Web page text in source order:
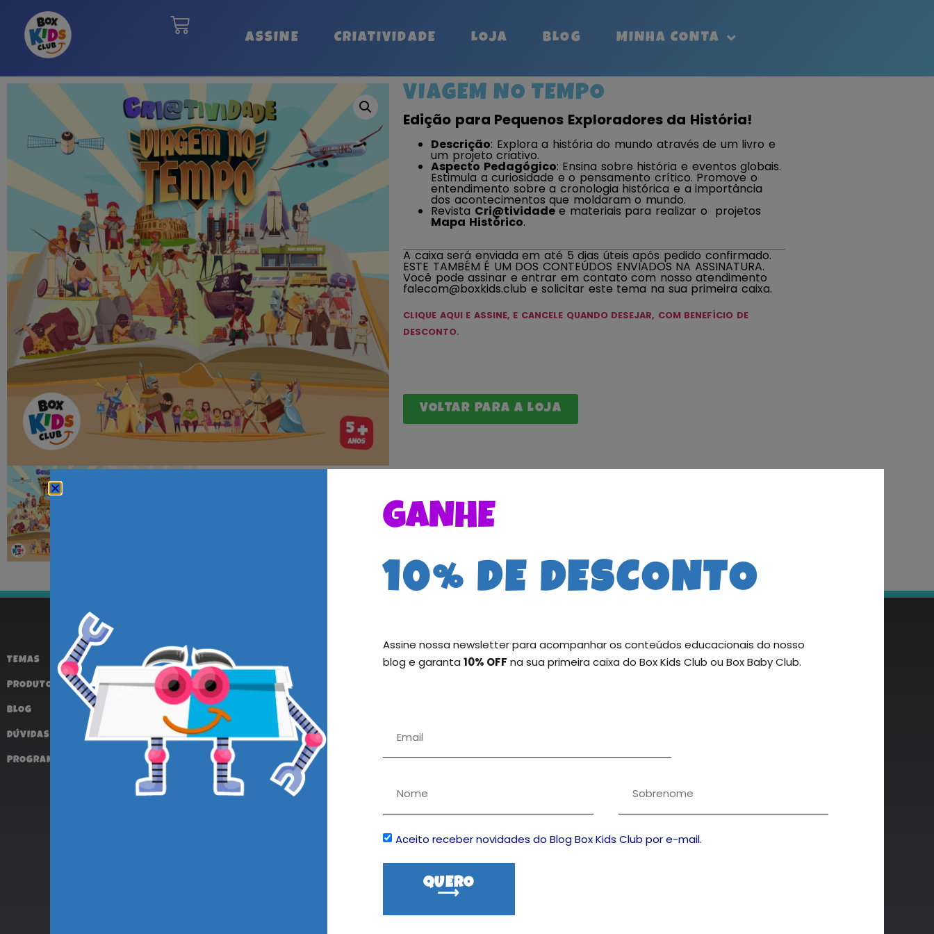
ASSINE CRIATIVIDADE LOJA BLOG MINHA CONTA
VIAGEM NO TEMPO
Edição para Pequenos Exploradores da História!
Descrição: Explora a história do mundo através de um livro e
um projeto criativo.
Aspecto Pedagógico: Ensina sobre história e eventos globais.
Estimula a curiosidade e o pensamento crítico. Promove o
entendimento sobre a cronologia histórica e a importância
dos acontecimentos que moldaram o mundo.
Revista Cri@tividadee materiais para realizar o projetos
Mapa Histórico.
A caixa será enviada em até 5 dias úteis após pedido confirmado.
ESTE TAMBÉM É UM DOS CONTEÚDOS ENVIADOS NA ASSINATURA.
Você pode assinar e entrar em contato com nosso atendimento
falecom@boxkids.club e solicitar este tema na sua primeira caixa.
CLIQUE AQUI E ASSINE, E CANCELE QUANDO DESEJAR, COM BENEFÍCIO DE
DESCONTO.
VOLTAR PARA A LOJA
TEMAS
PRODUTOS
BLOG
DÚVIDAS FREQUENTES
PROGRAMA DE AFILIADOS
POLÍTICA DE PRIVACIDADE
POLÍTICA DE DEVOLUÇÕES
FALE CONOSCO
ASSINE NOSSA NEWSLETTER
CADASTRAR
CNPJ 28.483.309/0001-07
GANHE
10% DE DESCONTO
Assine nossa newsletter para acompanhar os conteúdos educacionais do nosso
blog e garanta10% OFF na sua primeira caixa do Box Kids Club ou Box Baby Club.
Aceito receber novidades do Blog Box Kids Club por e-mail.
QUERO
⟶